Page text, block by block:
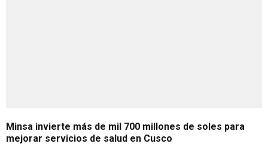
Minsa invierte más de mil 700 millones de soles para
mejorar servicios de salud en Cusco